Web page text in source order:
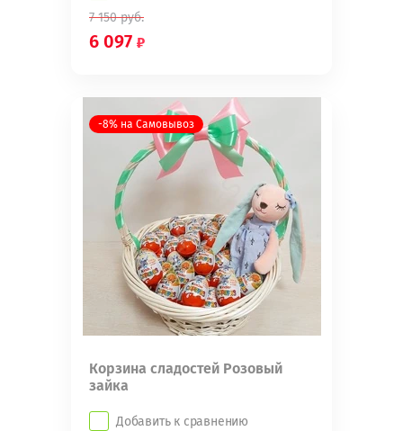
7 150руб.
6 097
-8% на Самовывоз
Корзина сладостей Розовый
зайка
Добавить к сравнению